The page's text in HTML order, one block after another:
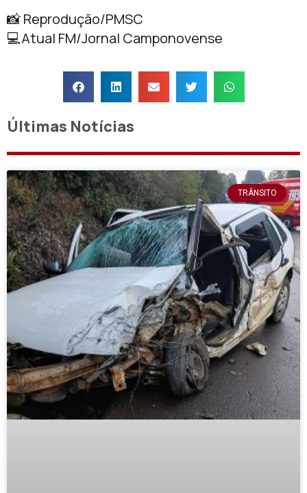
📸 Reprodução/PMSC
💻Atual FM/Jornal Camponovense
Últimas Notícias
TRÂNSITO